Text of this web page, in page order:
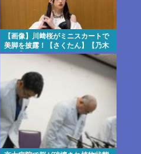
【画像】川﨑桜がミニスカートで
美脚を披露！【さくたん】【乃木
坂46】